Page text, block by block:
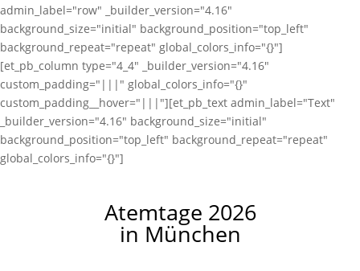
admin_label="row" _builder_version="4.16"
background_size="initial" background_position="top_left"
background_repeat="repeat" global_colors_info="{}"]
[et_pb_column type="4_4" _builder_version="4.16"
custom_padding="|||" global_colors_info="{}"
custom_padding__hover="|||"][et_pb_text admin_label="Text"
_builder_version="4.16" background_size="initial"
background_position="top_left" background_repeat="repeat"
global_colors_info="{}"]
Atemtage 2026
in München